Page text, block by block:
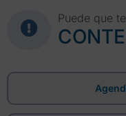
Puede que